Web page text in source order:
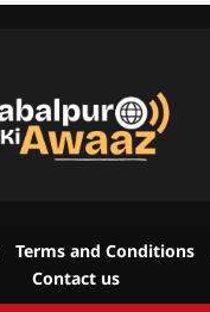
Terms and Conditions
Contact us